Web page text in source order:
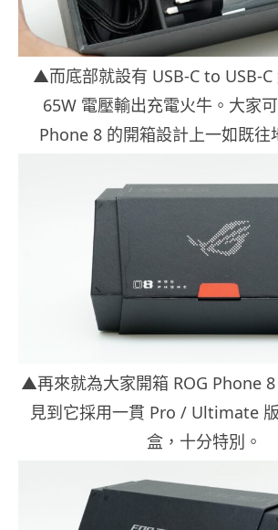
▲而底部就設有 USB-C to USB-C
65W 電壓輸出充電火牛。大家
Phone 8 的開箱設計上一如既往
▲再來就為大家開箱 ROG Phone
見到它採用一貫 Pro / Ultimate
盒，十分特別。